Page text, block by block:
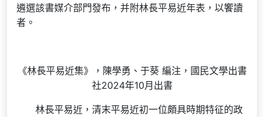
遴選該書媒介部門發布，并附林長平易近年表，以饗讀
者。
《林長平易近集》，陳學勇、于葵 編注，國民文學出書
社2024年10月出書
林長平易近，清末平易近初一位頗具時期特征的政